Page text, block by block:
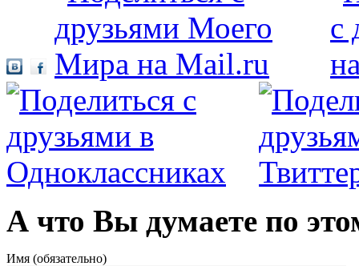
А что Вы думаете по
Имя (обязательно)